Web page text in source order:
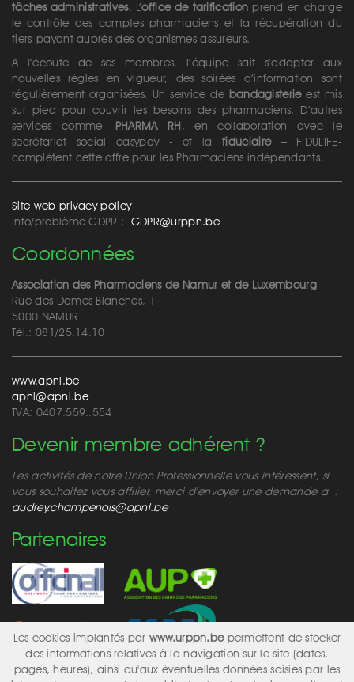
tâches administratives. L’office de tarification prend en charge
le contrôle des comptes pharmaciens et la récupération du
tiers-payant auprès des organismes assureurs.
A l’écoute de ses membres, l’équipe sait s’adapter aux
nouvelles règles en vigueur, des soirées d’information sont
régulièrement organisées. Un service de bandagisterieest mis
sur pied pour couvrir les besoins des pharmaciens. D’autres
services comme PHARMA RH, en collaboration avec le
secrétariat social easypay - et lafiduciaire– FIDULIFE-
complètent cette offre pour les Pharmaciens indépendants.
Site web privacy policy
Info/problème GDPR : GDPR@urppn.be
Coordonnées
Association des Pharmaciens de Namur et de Luxembourg
Rue des Dames Blanches, 1
5000 NAMUR
Tél.: 081/25.14.10
www.apnl.be
apnl@apnl.be
TVA: 0407.559..554
Devenir membre adhérent ?
Les activités de notre Union Professionnelle vous intéressent, si
vous souhaitez vous affilier, merci d’envoyer une demande à :
audrey.champenois@apnl.be
Partenaires
Les cookies implantés par www.urppn.be permettent de stocker
des informations relatives à la navigation sur le site (dates,
pages, heures), ainsi qu'aux éventuelles données saisies par les